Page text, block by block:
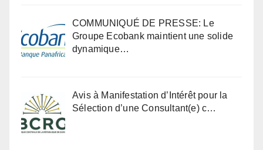
COMMUNIQUÉ DE PRESSE: Le
Groupe Ecobank maintient une solide
dynamique…
Avis à Manifestation d’Intérêt pour la
Sélection d’une Consultant(e) c…